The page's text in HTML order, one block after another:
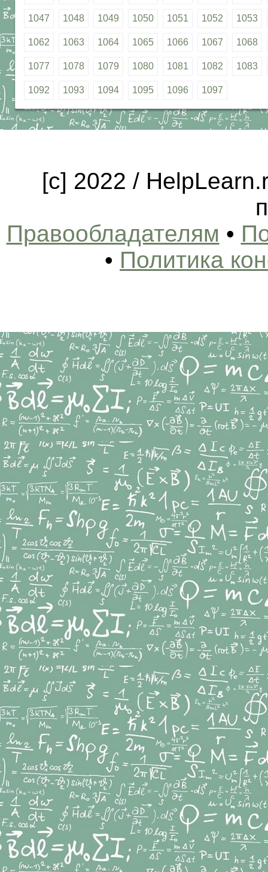
1047 1048 1049 1050 1051 1052 1053
1062 1063 1064 1065 1066 1067 1068
1077 1078 1079 1080 1081 1082 1083
1092 1093 1094 1095 1096 1097
[c] 2022 /
Правообладателям •
• Политика